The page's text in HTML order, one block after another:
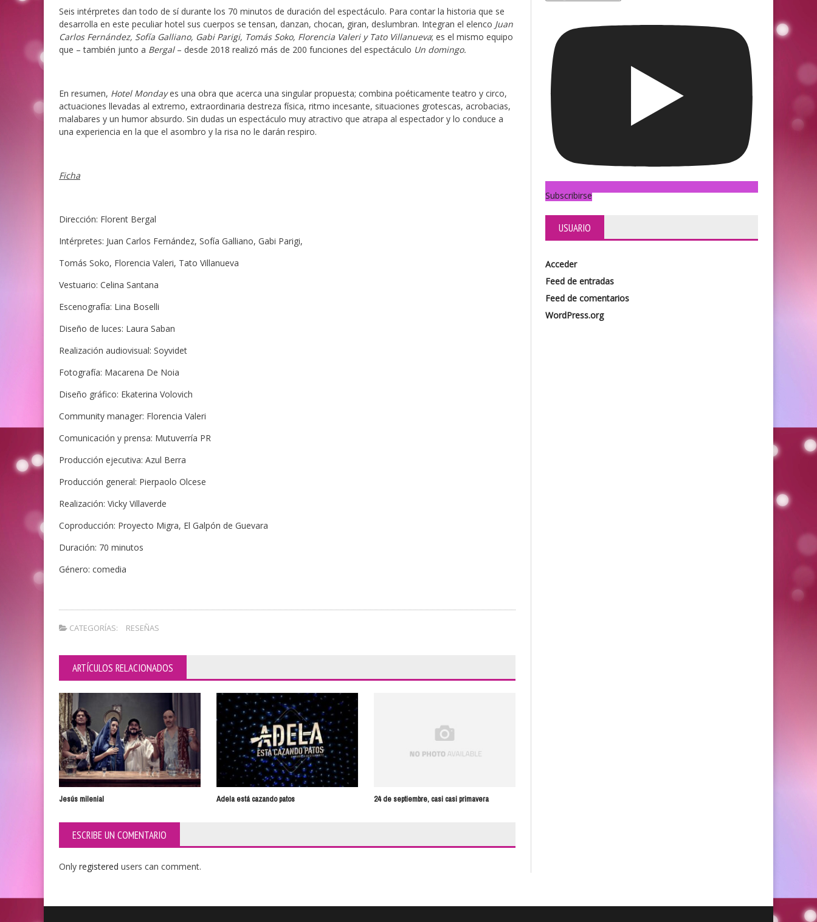
Seis intérpretes dan todo de sí durante los 70 minutos de duración del espectáculo. Para contar la historia que se
desarrolla en este peculiar hotel sus cuerpos se tensan, danzan, chocan, giran, deslumbran. Integran el elenco Juan
Carlos Fernández, Sofía Galliano, Gabi Parigi, Tomás Soko, Florencia Valeri y Tato Villanueva; es el mismo equipo
que – también junto a Bergal– desde 2018 realizó más de 200 funciones del espectáculo Un domingo.
En resumen, Hotel Mondayes una obra que acerca una singular propuesta; combina poéticamente teatro y circo,
actuaciones llevadas al extremo, extraordinaria destreza física, ritmo incesante, situaciones grotescas, acrobacias,
malabares y un humor absurdo. Sin dudas un espectáculo muy atractivo que atrapa al espectador y lo conduce a
una experiencia en la que el asombro y la risa no le darán respiro.
Ficha
Dirección: Florent Bergal
Intérpretes: Juan Carlos Fernández, Sofía Galliano, Gabi Parigi,
Tomás Soko, Florencia Valeri, Tato Villanueva
Vestuario: Celina Santana
Escenografía: Lina Boselli
Diseño de luces: Laura Saban
Realización audiovisual: Soyvidet
Fotografía: Macarena De Noia
Diseño gráfico: Ekaterina Volovich
Community manager: Florencia Valeri
Comunicación y prensa: Mutuverría PR
Producción ejecutiva: Azul Berra
Producción general: Pierpaolo Olcese
Realización: Vicky Villaverde
Coproducción: Proyecto Migra, El Galpón de Guevara
Duración: 70 minutos
Género: comedia
CATEGORÍAS: RESEÑAS
ARTÍCULOS RELACIONADOS
Jesús milenial Adela está cazando patos 24 de septiembre, casi casi primavera
ESCRIBE UN COMENTARIO
Only registered users can comment.
Subscribirse
USUARIO
Acceder
Feed de entradas
Feed de comentarios
WordPress.org